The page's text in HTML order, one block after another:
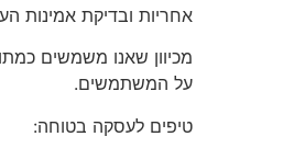
אחריות ובדיקת אמינות
מכיוון שאנו משמשים
על המשתמשים.
טיפים לעסקה בטוחה: